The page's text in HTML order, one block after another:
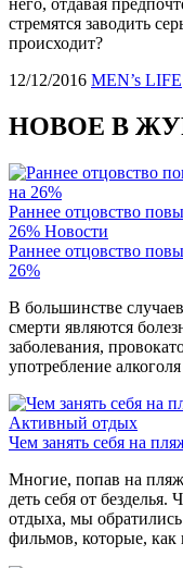
него, отдавая
стремятся заводить
происходит?
12/12/2016 MEN’s LIFE
НОВОЕ В
Раннее отцовство
26% Новости
Раннее отцовство
26%
В большинстве
смерти являются
заболевания,
употребление алкоголя
Активный отдых
Чем занять себя на
Многие, попав на
деть себя от
отдыха, мы
фильмов, которые, как